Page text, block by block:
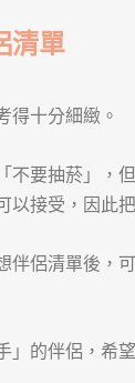
清單
得十分細緻。
不要抽菸」，
以接受，因此
伴侶清單後，
」的伴侶，希